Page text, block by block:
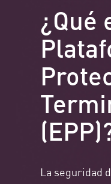
¿Qué
La seguridad